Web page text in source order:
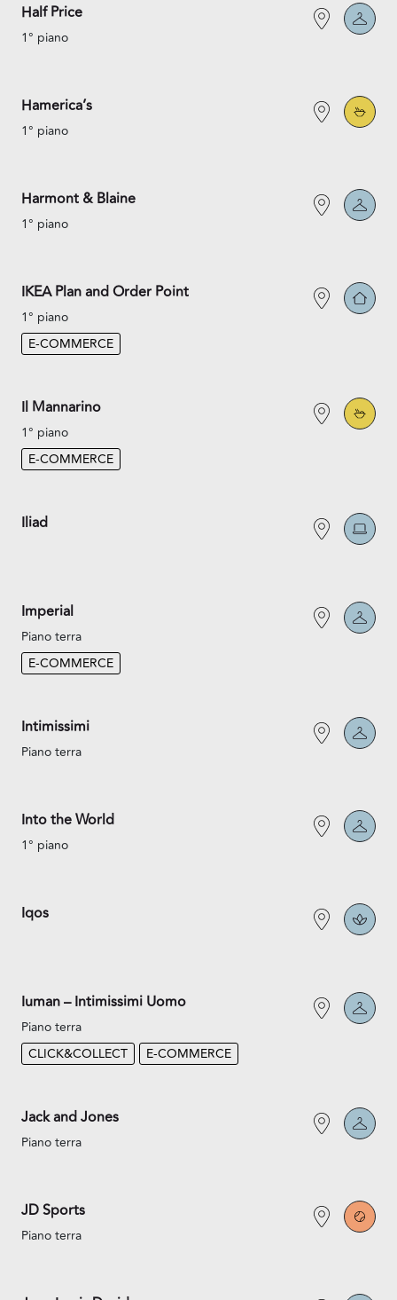
Half Price
1° piano
Hamerica’s
1° piano
Harmont & Blaine
1° piano
IKEA Plan and Order Point
1° piano
E-COMMERCE
Il Mannarino
1° piano
E-COMMERCE
Iliad
Imperial
Piano terra
E-COMMERCE
Intimissimi
Piano terra
Into the World
1° piano
Iqos
Iuman – Intimissimi Uomo
Piano terra
CLICK&COLLECT
E-COMMERCE
Jack and Jones
Piano terra
JD Sports
Piano terra